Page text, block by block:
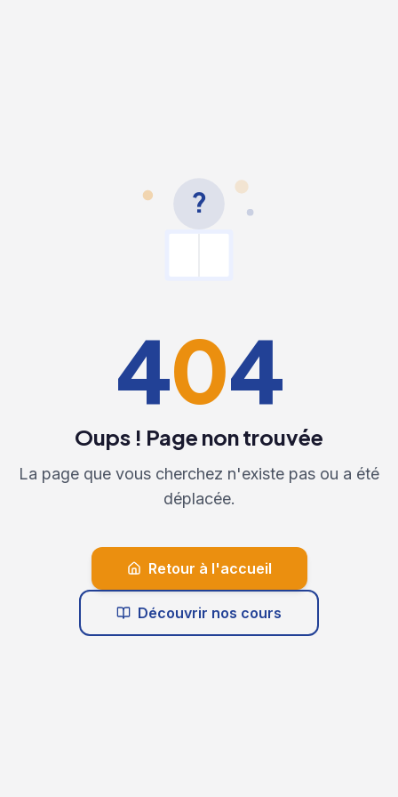
?
404
Oups ! Page non trouvée
La page que vous cherchez n'existe pas ou a été
déplacée.
Retour à l'accueil
Découvrir nos cours